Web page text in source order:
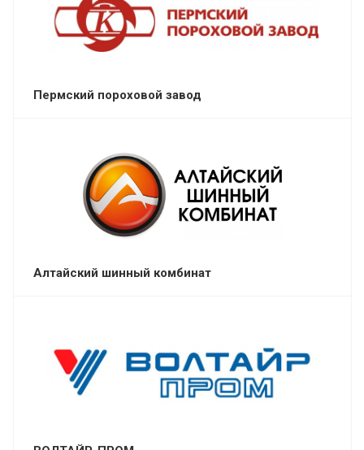
Пермский пороховой завод
Алтайский шинный комбинат